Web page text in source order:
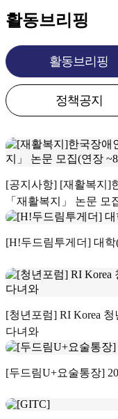
활동브리핑
활동브리핑
정책공지
[공지사항] [재활복지]
「재활복지」 논문 모
[H!두드림투게더] 대
[청년포럼] RI Korea
다녀와
[두드림U+요술통장]